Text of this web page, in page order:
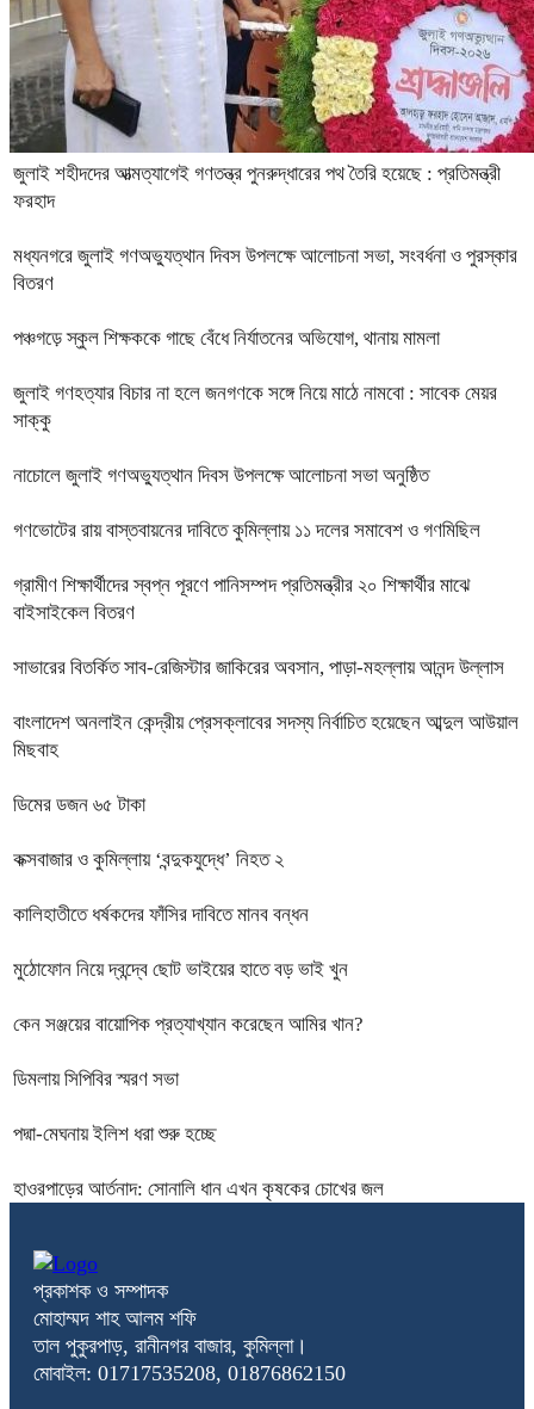
জুলাই শহীদদের আত্মত্যাগেই গণতন্ত্র পুনরুদ্ধারের পথ তৈরি হয়েছে : প্রতিমন্ত্রী
ফরহাদ
মধ্যনগরে জুলাই গণঅভ্যুত্থান দিবস উপলক্ষে আলোচনা সভা, সংবর্ধনা ও পুরস্কার
বিতরণ
পঞ্চগড়ে স্কুল শিক্ষককে গাছে বেঁধে নির্যাতনের অভিযোগ, থানায় মামলা
জুলাই গণহত্যার বিচার না হলে জনগণকে সঙ্গে নিয়ে মাঠে নামবো : সাবেক মেয়র
সাক্কু
নাচোলে জুলাই গণঅভ্যুত্থান দিবস উপলক্ষে আলোচনা সভা অনুষ্ঠিত
গণভোটের রায় বাস্তবায়নের দাবিতে কুমিল্লায় ১১ দলের সমাবেশ ও গণমিছিল
গ্রামীণ শিক্ষার্থীদের স্বপ্ন পূরণে পানিসম্পদ প্রতিমন্ত্রীর ২০ শিক্ষার্থীর মাঝে
বাইসাইকেল বিতরণ
সাভারের বিতর্কিত সাব-রেজিস্টার জাকিরের অবসান, পাড়া-মহল্লায় আনন্দ উল্লাস
বাংলাদেশ অনলাইন কেন্দ্রীয় প্রেসক্লাবের সদস্য নির্বাচিত হয়েছেন আব্দুল আউয়াল
মিছবাহ
ডিমের ডজন ৬৫ টাকা
কক্সবাজার ও কুমিল্লায় ‘বন্দুকযুদ্ধে’ নিহত ২
কালিহাতীতে ধর্ষকদের ফাঁসির দাবিতে মানব বন্ধন
মুঠোফোন নিয়ে দ্বন্দ্বে ছোট ভাইয়ের হাতে বড় ভাই খুন
কেন সঞ্জয়ের বায়োপিক প্রত্যাখ্যান করেছেন আমির খান?
ডিমলায় সিপিবির স্মরণ সভা
পদ্মা-মেঘনায় ইলিশ ধরা শুরু হচ্ছে
হাওরপাড়ের আর্তনাদ: সোনালি ধান এখন কৃষকের চোখের জল
প্রকাশক ও সম্পাদক
মোহাম্মদ শাহ আলম শফি
তাল পুকুরপাড়, রানীনগর বাজার, কুমিল্লা।
মোবাইল: 01717535208, 01876862150